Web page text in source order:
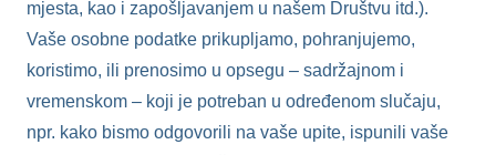
mjesta, kao i zapošljavanjem u našem Društvu itd.).
Vaše osobne podatke prikupljamo, pohranjujemo,
koristimo, ili prenosimo u opsegu – sadržajnom i
vremenskom – koji je potreban u određenom slučaju,
npr. kako bismo odgovorili na vaše upite, ispunili vaše